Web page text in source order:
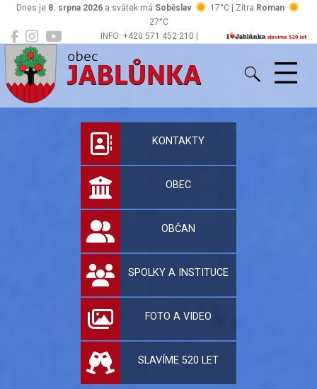
INFO: +420 571 452 210 |
Dnes je 8. srpna 2026 a svátek má Soběslav 17°C | Zítra Roman
27°C
Jablůnka
Oficiální stránky
KONTAKTY
OBEC
OBČAN
SPOLKY A INSTITUCE
FOTO A VIDEO
SLAVÍME 520 LET